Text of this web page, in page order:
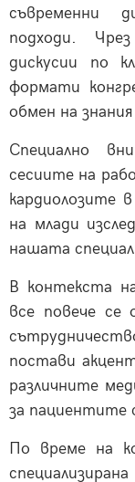
съвременни
подходи.
дискусии по
формати
обмен на
Специално
сесиите на
кардиолозите
на млади
нашата
В контекста
все повече се
постави
различните
за пациентите
По време на